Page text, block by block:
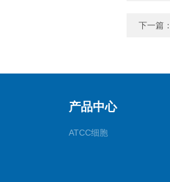
下一篇
产品中心
ATCC细胞